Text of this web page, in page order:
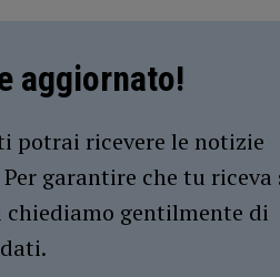
aggiornato!
potrai ricevere le notizie
garantire che tu riceva
gentilmente di